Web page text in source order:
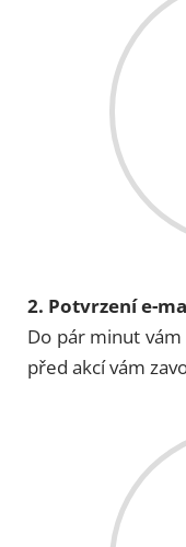
2. Potvrzení e-
Do pár minut
před akcí vám